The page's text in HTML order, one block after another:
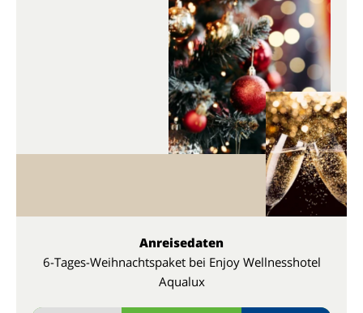
Anreisedaten
6-Tages-Weihnachtspaket bei Enjoy Wellnesshotel
Aqualux